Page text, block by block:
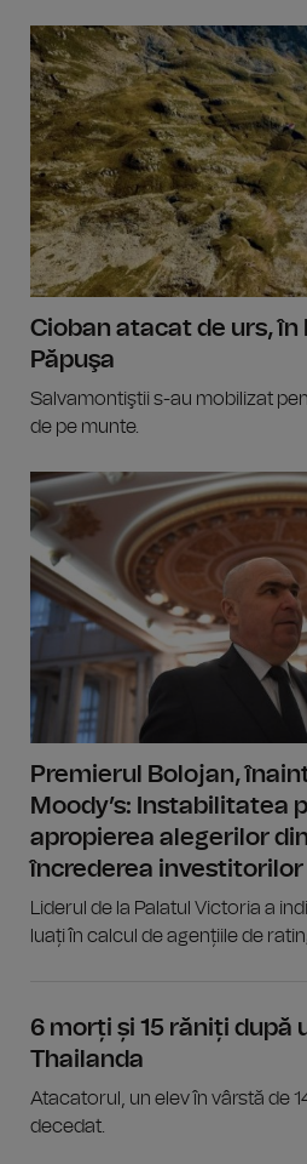
Cioban atacat de urs, în
Păpuşa
Salvamontiştii s-au mobilizat
de pe munte.
Premierul Bolojan,
Moody’s: Instabilitatea
apropierea alegerilor
încrederea investitorilor
Liderul de la Palatul Victoria a
luați în calcul de agențiile de
6 morți și 15 răniți după
Thailanda
Atacatorul, un elev în vârstă de
decedat.